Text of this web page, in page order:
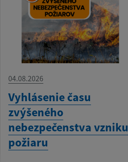
04.08.2026
Vyhlásenie času
zvýšeného
nebezpečenstva vzniku
požiaru